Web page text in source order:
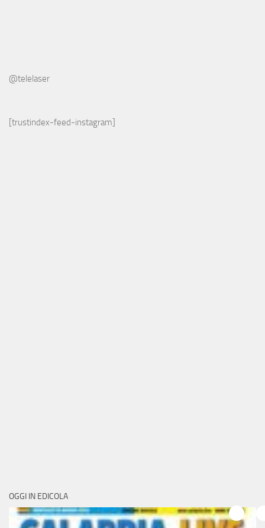
@telelaser
[trustindex-feed-instagram]
OGGI IN EDICOLA